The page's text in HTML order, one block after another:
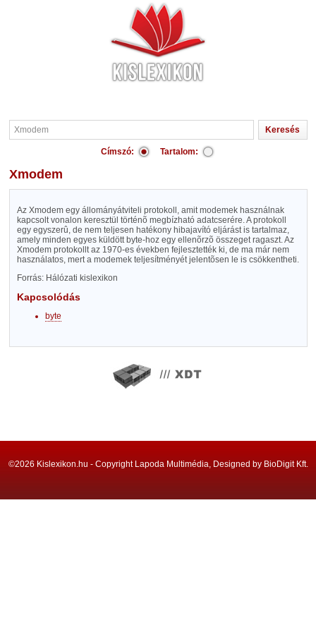
Címszó: Tartalom:
Xmodem
Az Xmodem egy állományátviteli protokoll, amit modemek használnak
kapcsolt vonalon keresztül történõ megbízható adatcserére. A protokoll
egy egyszerû, de nem teljesen hatékony hibajavító eljárást is tartalmaz,
amely minden egyes küldött byte-hoz egy ellenõrzõ összeget ragaszt. Az
Xmodem protokollt az 1970-es években fejlesztették ki, de ma már nem
használatos, mert a modemek teljesítményét jelentõsen le is csökkentheti.
Forrás: Hálózati kislexikon
Kapcsolódás
byte
©2026 Kislexikon.hu - Copyright Lapoda Multimédia, Designed by BioDigit Kft.